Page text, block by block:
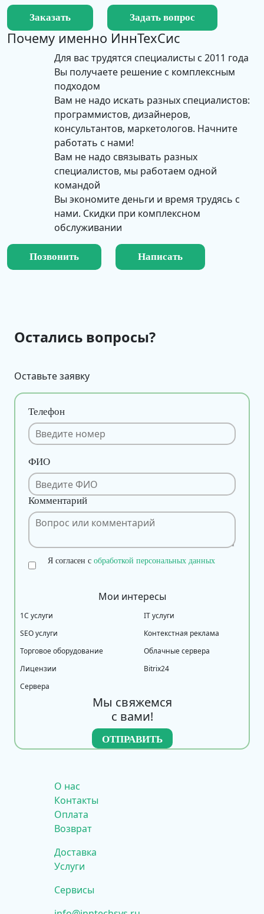
Заказать Задать вопрос
Почему именно ИннТехСис
Для вас трудятся специалисты с 2011 года
Вы получаете решение с комплексным
подходом
Вам не надо искать разных специалистов:
программистов, дизайнеров,
консультантов, маркетологов. Начните
работать с нами!
Вам не надо связывать разных
специалистов, мы работаем одной
командой
Вы экономите деньги и время трудясь с
нами. Скидки при комплексном
обслуживании
Позвонить Написать
Остались вопросы?
Оставьте заявку
Телефон
ФИО
Комментарий
Я согласен с обработкой персональных данных
Мои интересы
1С услуги
IT услуги
SEO услуги
Контекстная реклама
Торговое оборудование
Облачные сервера
Лицензии
Bitrix24
Сервера
Мы свяжемся
с вами!
О нас
Контакты
Оплата
Возврат
Доставка
Услуги
Сервисы